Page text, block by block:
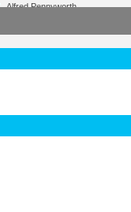
Alfred Pennyworth